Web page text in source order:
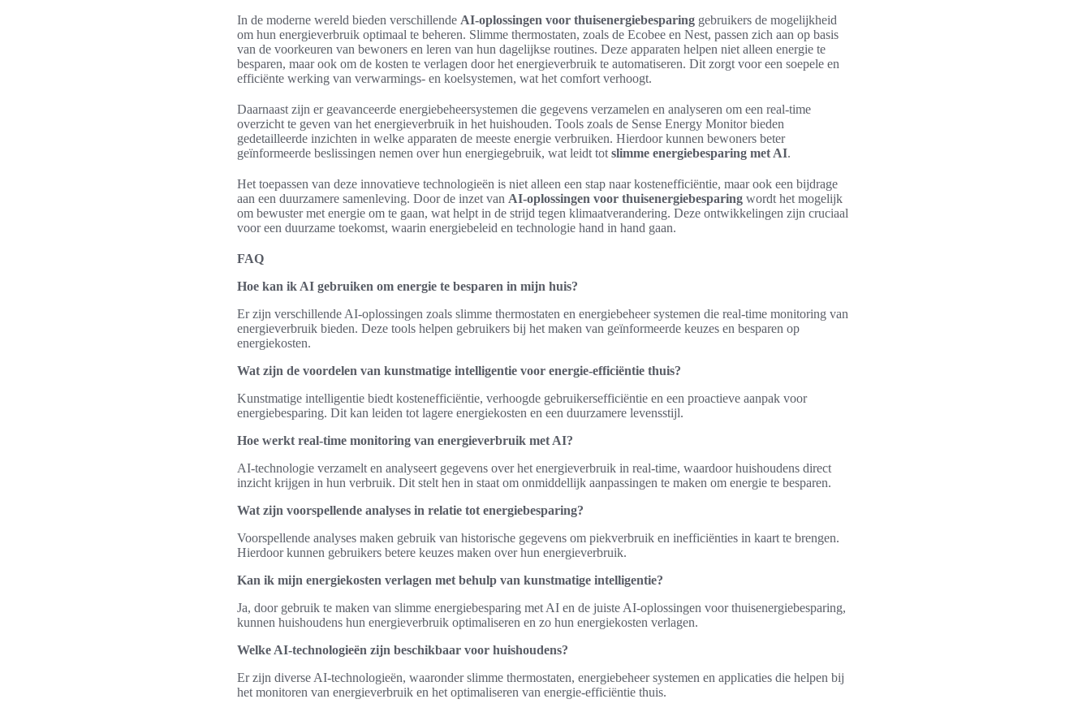
In de moderne wereld bieden verschillende AI-oplossingen voor thuisenergiebesparing gebruikers de mogelijkheid
om hun energieverbruik optimaal te beheren. Slimme thermostaten, zoals de Ecobee en Nest, passen zich aan op basis
van de voorkeuren van bewoners en leren van hun dagelijkse routines. Deze apparaten helpen niet alleen energie te
besparen, maar ook om de kosten te verlagen door het energieverbruik te automatiseren. Dit zorgt voor een soepele en
efficiënte werking van verwarmings- en koelsystemen, wat het comfort verhoogt.
Daarnaast zijn er geavanceerde energiebeheersystemen die gegevens verzamelen en analyseren om een real-time
overzicht te geven van het energieverbruik in het huishouden. Tools zoals de Sense Energy Monitor bieden
gedetailleerde inzichten in welke apparaten de meeste energie verbruiken. Hierdoor kunnen bewoners beter
geïnformeerde beslissingen nemen over hun energiegebruik, wat leidt tot slimme energiebesparing met AI.
Het toepassen van deze innovatieve technologieën is niet alleen een stap naar kostenefficiëntie, maar ook een bijdrage
aan een duurzamere samenleving. Door de inzet van AI-oplossingen voor thuisenergiebesparing wordt het mogelijk
om bewuster met energie om te gaan, wat helpt in de strijd tegen klimaatverandering. Deze ontwikkelingen zijn cruciaal
voor een duurzame toekomst, waarin energiebeleid en technologie hand in hand gaan.
FAQ
Hoe kan ik AI gebruiken om energie te besparen in mijn huis?
Er zijn verschillende AI-oplossingen zoals slimme thermostaten en energiebeheer systemen die real-time monitoring van
energieverbruik bieden. Deze tools helpen gebruikers bij het maken van geïnformeerde keuzes en besparen op
energiekosten.
Wat zijn de voordelen van kunstmatige intelligentie voor energie-efficiëntie thuis?
Kunstmatige intelligentie biedt kostenefficiëntie, verhoogde gebruikersefficiëntie en een proactieve aanpak voor
energiebesparing. Dit kan leiden tot lagere energiekosten en een duurzamere levensstijl.
Hoe werkt real-time monitoring van energieverbruik met AI?
AI-technologie verzamelt en analyseert gegevens over het energieverbruik in real-time, waardoor huishoudens direct
inzicht krijgen in hun verbruik. Dit stelt hen in staat om onmiddellijk aanpassingen te maken om energie te besparen.
Wat zijn voorspellende analyses in relatie tot energiebesparing?
Voorspellende analyses maken gebruik van historische gegevens om piekverbruik en inefficiënties in kaart te brengen.
Hierdoor kunnen gebruikers betere keuzes maken over hun energieverbruik.
Kan ik mijn energiekosten verlagen met behulp van kunstmatige intelligentie?
Ja, door gebruik te maken van slimme energiebesparing met AI en de juiste AI-oplossingen voor thuisenergiebesparing,
kunnen huishoudens hun energieverbruik optimaliseren en zo hun energiekosten verlagen.
Welke AI-technologieën zijn beschikbaar voor huishoudens?
Er zijn diverse AI-technologieën, waaronder slimme thermostaten, energiebeheer systemen en applicaties die helpen bij
het monitoren van energieverbruik en het optimaliseren van energie-efficiëntie thuis.